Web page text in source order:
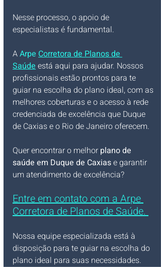
Nesse processo, o apoio de
especialistas é fundamental.
A Arpe Corretora de Planos de
Saúde está aqui para ajudar. Nossos
profissionais estão prontos para te
guiar na escolha do plano ideal, com as
melhores coberturas e o acesso à rede
credenciada de excelência que Duque
de Caxias e o Rio de Janeiro oferecem.
Quer encontrar o melhor plano de
saúde em Duque de Caxias e garantir
um atendimento de excelência?
Entre em contato com a Arpe
Corretora de Planos de Saúde.
Nossa equipe especializada está à
disposição para te guiar na escolha do
plano ideal para suas necessidades.